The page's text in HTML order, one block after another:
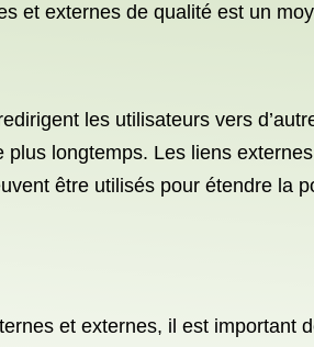
et externes de qualité est un
les utilisateurs vers
longtemps. Les liens
être utilisés pour étendre la
et externes, il est important